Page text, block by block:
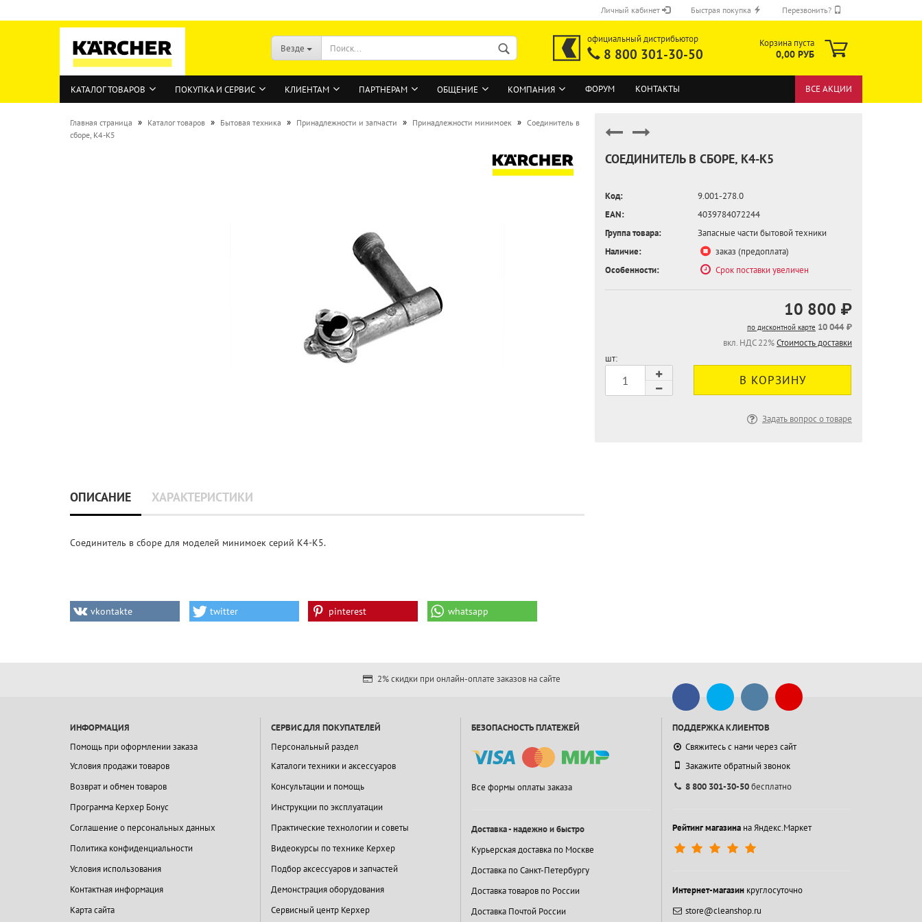
Личный кабинет
ВОЙТИ
Быстрая покупка Перезвонить?
Везде
официальный дистрибьютор
8 800 301-30-50
Корзина пуста
0,00 РУБ
КАТАЛОГ ТОВАРОВ ПОКУПКА И СЕРВИС КЛИЕНТАМ ПАРТНЕРАМ ОБЩЕНИЕ КОМПАНИЯ ФОРУМ КОНТАКТЫ ВСЕ АКЦИИ
Главная страница » Каталог товаров » Бытовая техника » Принадлежности и запчасти » Принадлежности минимоек » Соединитель в
сборе, K4-K5
СОЕДИНИТЕЛЬ В СБОРЕ, K4-K5
Код:
9.001-278.0
EAN:
4039784072244
Группа товара:
Запасные части бытовой техники
Наличие:
заказ (предоплата)
Особенности:
Срок поставки увеличен
10 800 ₽
по дисконтной карте 10 044 ₽
вкл. НДС 22%Стоимость доставки
шт:
Задать вопрос о товаре
ОПИСАНИЕ ХАРАКТЕРИСТИКИ
Соединитель в сборе для моделей минимоек серий K4-K5.
vkontakte twitter pinterest whatsapp
2% скидки при онлайн-оплате заказов на сайте
ИНФОРМАЦИЯ
Помощь при оформлении заказа
Условия продажи товаров
Возврат и обмен товаров
Программа Керхер Бонус
Соглашение о персональных данных
Политика конфиденциальности
Условия использования
Контактная информация
Карта сайта
СЕРВИС ДЛЯ ПОКУПАТЕЛЕЙ
Персональный раздел
Каталоги техники и аксессуаров
Консультации и помощь
Инструкции по эксплуатации
Практические технологии и советы
Видеокурсы по технике Керхер
Подбор аксессуаров и запчастей
Демонстрация оборудования
Сервисный центр Керхер
БЕЗОПАСНОСТЬ ПЛАТЕЖЕЙ
Все формы оплаты заказа
Доставка - надежно и быстро
Курьерская доставка по Москве
Доставка по Санкт-Петербургу
Доставка товаров по России
Доставка Почтой России
ПОДДЕРЖКА КЛИЕНТОВ
Свяжитесь с нами через сайт
Закажите обратный звонок
8 800 301-30-50бесплатно
Рейтинг магазинана Яндекс.Маркет
Интернет-магазинкруглосуточно
store@cleanshop.ru